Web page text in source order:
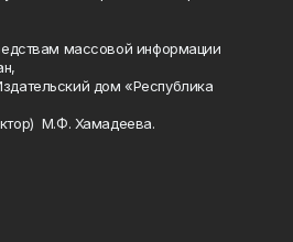
массовой информации
дом «Республика
М.Ф. Хамадеева.